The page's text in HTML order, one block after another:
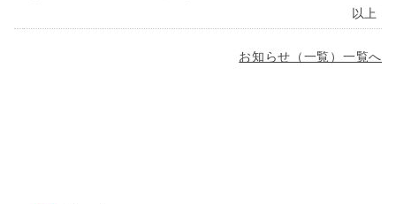
以上
お知らせ（一覧）一覧へ